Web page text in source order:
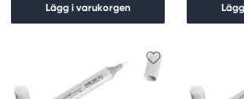
Lägg i varukorgen